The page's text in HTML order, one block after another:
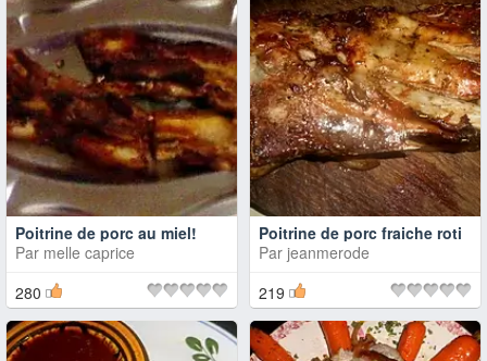
Poitrine de porc au miel!
Par melle caprice
280
Poitrine de porc fraiche roti
Par jeanmerode
219